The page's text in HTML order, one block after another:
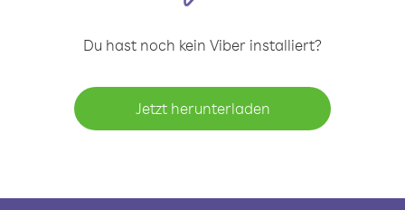
Du hast noch kein Viber installiert?
Jetzt herunterladen